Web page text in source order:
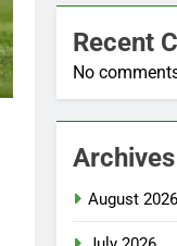
Recent
No
Archives
August 2026